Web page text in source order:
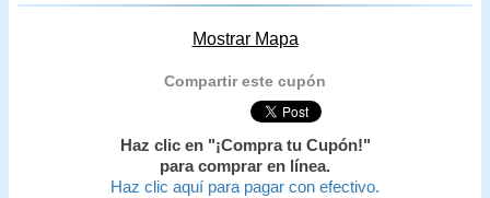
Mostrar Mapa
Compartir este cupón
Haz clic en "¡Compra tu Cupón!"
para comprar en línea.
Haz clic aquí para pagar con efectivo.